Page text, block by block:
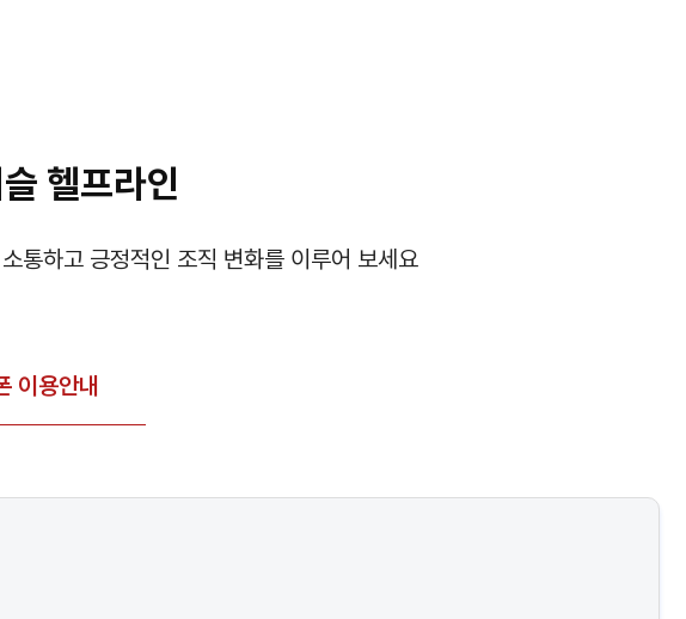
헬프라인
통하고 긍정적인 조직 변화를 이루어 보세요
이용안내